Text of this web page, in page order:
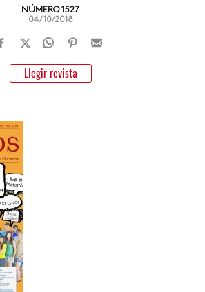
NÚMERO 1527
04/10/2018
Llegir revista